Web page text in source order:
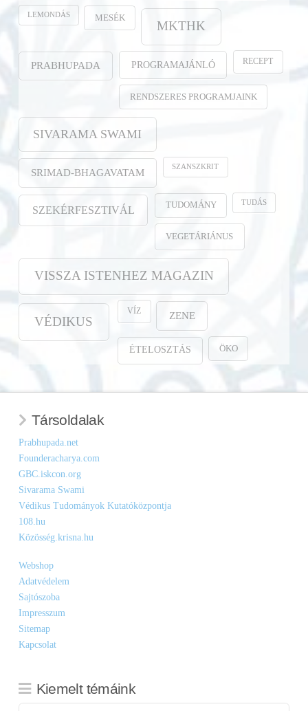
LEMONDÁS MESÉK
MKTHK
PRABHUPADA PROGRAMAJÁNLÓ RECEPT
RENDSZERES PROGRAMJAINK
SIVARAMA SWAMI
SRIMAD-BHAGAVATAM SZANSZKRIT
SZEKÉRFESZTIVÁL TUDOMÁNY TUDÁS
VEGETÁRIÁNUS
VISSZA ISTENHEZ MAGAZIN
VÉDIKUS
VÍZ ZENE
ÉTELOSZTÁS ÖKO
Társoldalak
Prabhupada.net
Founderacharya.com
GBC.iskcon.org
Sivarama Swami
Védikus Tudományok Kutatóközpontja
108.hu
Közösség.krisna.hu
Webshop
Adatvédelem
Sajtószoba
Impresszum
Sitemap
Kapcsolat
Kiemelt témáink